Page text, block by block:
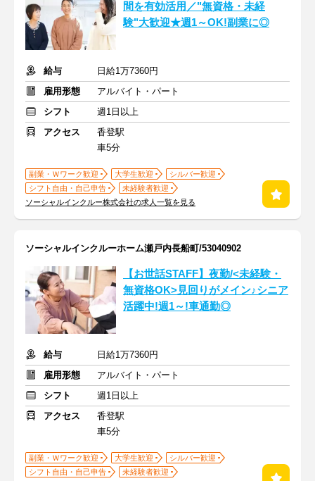
間を有効活用／"無資格・未経
験"大歓迎★週1～OK!副業に◎
給与
日給1万7360円
雇用形態
アルバイト・パート
シフト
週1日以上
アクセス
香登駅
車5分
副業・Ｗワーク歓迎 大学生歓迎
シルバー歓迎
シフト自由・自己申告
未経験者歓迎
ソーシャルインクルー株式会社の求人一覧を見る
ソーシャルインクルーホーム瀬戸内長船町/53040902
【お世話STAFF】夜勤/<未経験・
無資格OK>見回りがメイン♪シニア
活躍中!週1～!車通勤◎
給与
日給1万7360円
雇用形態
アルバイト・パート
シフト
週1日以上
アクセス
香登駅
車5分
副業・Ｗワーク歓迎 大学生歓迎
シルバー歓迎
シフト自由・自己申告
未経験者歓迎